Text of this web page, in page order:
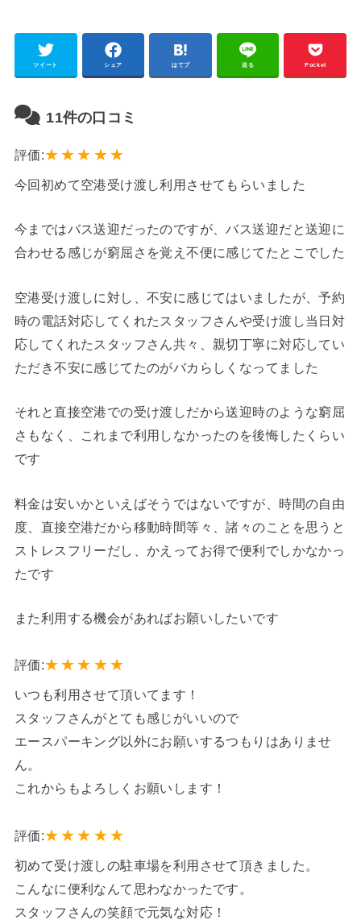
ツイート シェア はてブ 送る Pocket
11件の口コミ
評価:★ ★ ★ ★ ★
今回初めて空港受け渡し利用させてもらいました
今まではバス送迎だったのですが、バス送迎だと送迎に
合わせる感じが窮屈さを覚え不便に感じてたとこでした
空港受け渡しに対し、不安に感じてはいましたが、予約
時の電話対応してくれたスタッフさんや受け渡し当日対
応してくれたスタッフさん共々、親切丁寧に対応してい
ただき不安に感じてたのがバカらしくなってました
それと直接空港での受け渡しだから送迎時のような窮屈
さもなく、これまで利用しなかったのを後悔したくらい
です
料金は安いかといえばそうではないですが、時間の自由
度、直接空港だから移動時間等々、諸々のことを思うと
ストレスフリーだし、かえってお得で便利でしかなかっ
たです
また利用する機会があればお願いしたいです
評価:★ ★ ★ ★ ★
いつも利用させて頂いてます！
スタッフさんがとても感じがいいので
エースパーキング以外にお願いするつもりはありませ
ん。
これからもよろしくお願いします！
評価:★ ★ ★ ★ ★
初めて受け渡しの駐車場を利用させて頂きました。
こんなに便利なんて思わなかったです。
スタッフさんの笑顔で元気な対応！